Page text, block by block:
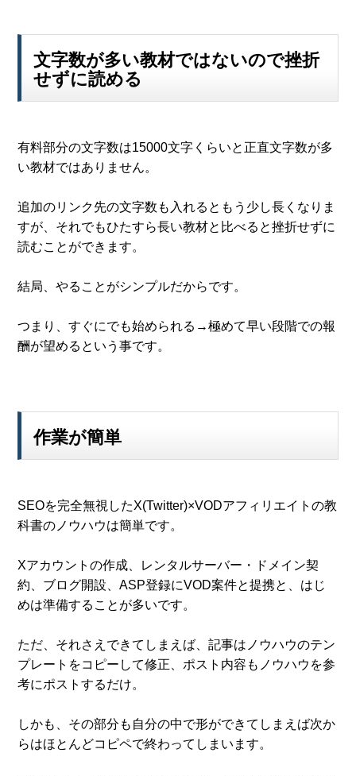
文字数が多い教材ではないので挫折
せずに読める
有料部分の文字数は15000文字くらいと正直文字数が多
い教材ではありません。
追加のリンク先の文字数も入れるともう少し長くなりま
すが、それでもひたすら長い教材と比べると挫折せずに
読むことができます。
結局、やることがシンプルだからです。
つまり、すぐにでも始められる→極めて早い段階での報
酬が望めるという事です。
作業が簡単
SEOを完全無視したX(Twitter)×VODアフィリエイトの教
科書のノウハウは簡単です。
Xアカウントの作成、レンタルサーバー・ドメイン契
約、ブログ開設、ASP登録にVOD案件と提携と、はじ
めは準備することが多いです。
ただ、それさえできてしまえば、記事はノウハウのテン
プレートをコピーして修正、ポスト内容もノウハウを参
考にポストするだけ。
しかも、その部分も自分の中で形ができてしまえば次か
らはほとんどコピペで終わってしまいます。